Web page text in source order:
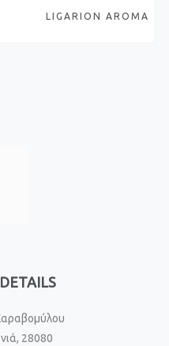
LIGARION AROMA
28080